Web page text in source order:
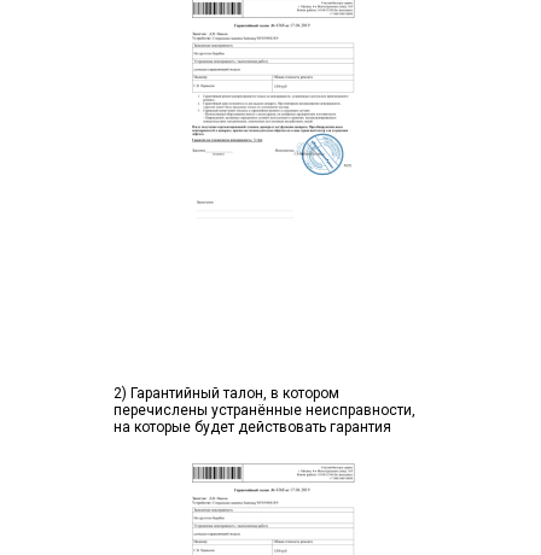
2) Гарантийный талон, в котором
перечислены устранённые неисправности,
на которые будет действовать гарантия